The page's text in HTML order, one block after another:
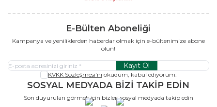
E-Bülten Aboneliği
Kampanya ve yeniliklerden haberdar olmak için e-bültenimize abone
olun!
Kayıt Ol
KVKK Sözleşmesi'ni okudum, kabul ediyorum.
SOSYAL MEDYADA BİZİ TAKİP EDİN
Son duyuruları görmek için bizleri sosyal medyada takip edin